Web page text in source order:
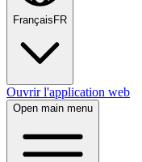
Français FR
Ouvrir l'application web
Open main menu